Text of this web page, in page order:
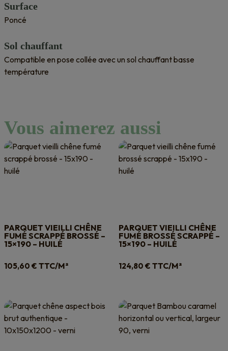
Surface
Poncé
Sol chauffant
Compatible en pose collée avec un sol chauffant basse
température
Vous aimerez aussi
PARQUET VIEILLI CHÊNE
FUMÉ SCRAPPÉ BROSSÉ –
15×190 – HUILÉ
105,60 € TTC/M²
PARQUET VIEILLI CHÊNE
FUMÉ BROSSÉ SCRAPPÉ –
15×190 – HUILÉ
124,80 € TTC/M²